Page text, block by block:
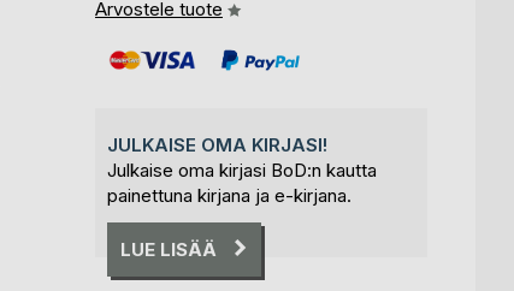
Arvostele tuote
JULKAISE OMA KIRJASI!
Julkaise oma kirjasi BoD:n kautta
painettuna kirjana ja e-kirjana.
LUE LISÄÄ